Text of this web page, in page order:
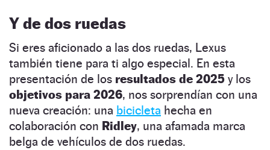
Y de dos ruedas
Si eres aficionado a las dos ruedas, Lexus
también tiene para ti algo especial. En esta
presentación de los resultados de 2025 y los
objetivos para 2026, nos sorprendían con una
nueva creación: una bicicleta hecha en
colaboración con Ridley, una afamada marca
belga de vehículos de dos ruedas.